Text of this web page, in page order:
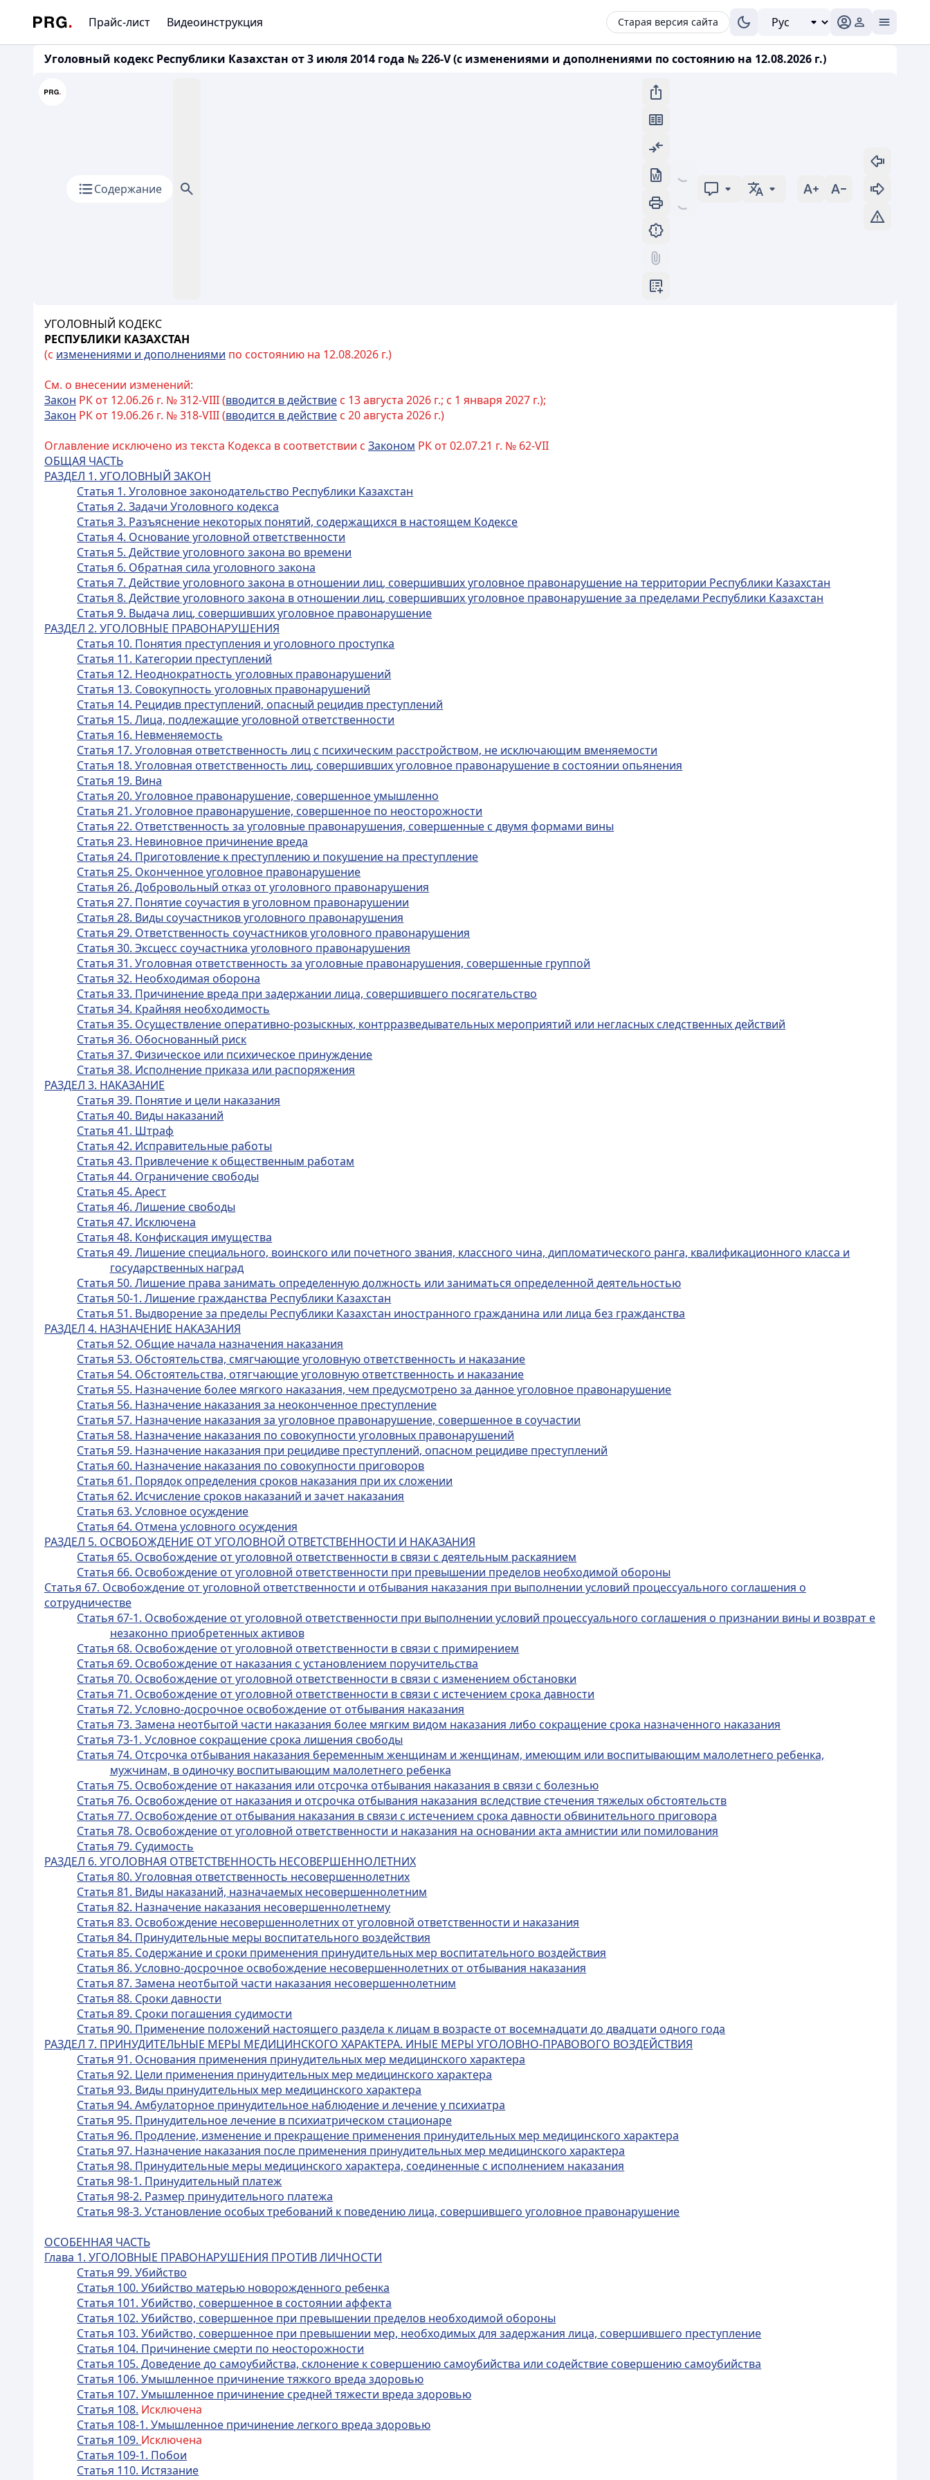
Прайс-лист Видеоинструкция Старая версия сайта
Уголовный кодекс Республики Казахстан от 3 июля 2014 года № 226-V (с изменениями и дополнениями по состоянию на 12.08.2026 г.)
Содержание
УГОЛОВНЫЙ КОДЕКС
РЕСПУБЛИКИ КАЗАХСТАН
(с изменениями и дополнениями по состоянию на 12.08.2026 г.)
См. о внесении изменений:
Закон РК от 12.06.26 г. № 312-VIII (вводится в действие с 13 августа 2026 г.; с 1 января 2027 г.);
Закон РК от 19.06.26 г. № 318-VIII (вводится в действие с 20 августа 2026 г.)
Оглавление исключено из текста Кодекса в соответствии с Законом РК от 02.07.21 г. № 62-VII
ОБЩАЯ ЧАСТЬ
РАЗДЕЛ 1. УГОЛОВНЫЙ ЗАКОН
Статья 1. Уголовное законодательство Республики Казахстан
Статья 2. Задачи Уголовного кодекса
Статья 3. Разъяснение некоторых понятий, содержащихся в настоящем Кодексе
Статья 4. Основание уголовной ответственности
Статья 5. Действие уголовного закона во времени
Статья 6. Обратная сила уголовного закона
Статья 7. Действие уголовного закона в отношении лиц, совершивших уголовное правонарушение на территории Республики Казахстан
Статья 8. Действие уголовного закона в отношении лиц, совершивших уголовное правонарушение за пределами Республики Казахстан
Статья 9. Выдача лиц, совершивших уголовное правонарушение
РАЗДЕЛ 2. УГОЛОВНЫЕ ПРАВОНАРУШЕНИЯ
Статья 10. Понятия преступления и уголовного проступка
Статья 11. Категории преступлений
Статья 12. Неоднократность уголовных правонарушений
Статья 13. Совокупность уголовных правонарушений
Статья 14. Рецидив преступлений, опасный рецидив преступлений
Статья 15. Лица, подлежащие уголовной ответственности
Статья 16. Невменяемость
Статья 17. Уголовная ответственность лиц с психическим расстройством, не исключающим вменяемости
Статья 18. Уголовная ответственность лиц, совершивших уголовное правонарушение в состоянии опьянения
Статья 19. Вина
Статья 20. Уголовное правонарушение, совершенное умышленно
Статья 21. Уголовное правонарушение, совершенное по неосторожности
Статья 22. Ответственность за уголовные правонарушения, совершенные с двумя формами вины
Статья 23. Невиновное причинение вреда
Статья 24. Приготовление к преступлению и покушение на преступление
Статья 25. Оконченное уголовное правонарушение
Статья 26. Добровольный отказ от уголовного правонарушения
Статья 27. Понятие соучастия в уголовном правонарушении
Статья 28. Виды соучастников уголовного правонарушения
Статья 29. Ответственность соучастников уголовного правонарушения
Статья 30. Эксцесс соучастника уголовного правонарушения
Статья 31. Уголовная ответственность за уголовные правонарушения, совершенные группой
Статья 32. Необходимая оборона
Статья 33. Причинение вреда при задержании лица, совершившего посягательство
Статья 34. Крайняя необходимость
Статья 35. Осуществление оперативно-розыскных, контрразведывательных мероприятий или негласных следственных действий
Статья 36. Обоснованный риск
Статья 37. Физическое или психическое принуждение
Статья 38. Исполнение приказа или распоряжения
РАЗДЕЛ 3. НАКАЗАНИЕ
Статья 39. Понятие и цели наказания
Статья 40. Виды наказаний
Статья 41. Штраф
Статья 42. Исправительные работы
Статья 43. Привлечение к общественным работам
Статья 44. Ограничение свободы
Статья 45. Арест
Статья 46. Лишение свободы
Статья 47. Исключена
Статья 48. Конфискация имущества
Статья 49. Лишение специального, воинского или почетного звания, классного чина, дипломатического ранга, квалификационного класса и
государственных наград
Статья 50. Лишение права занимать определенную должность или заниматься определенной деятельностью
Статья 50-1. Лишение гражданства Республики Казахстан
Статья 51. Выдворение за пределы Республики Казахстан иностранного гражданина или лица без гражданства
РАЗДЕЛ 4. НАЗНАЧЕНИЕ НАКАЗАНИЯ
Статья 52. Общие начала назначения наказания
Статья 53. Обстоятельства, смягчающие уголовную ответственность и наказание
Статья 54. Обстоятельства, отягчающие уголовную ответственность и наказание
Статья 55. Назначение более мягкого наказания, чем предусмотрено за данное уголовное правонарушение
Статья 56. Назначение наказания за неоконченное преступление
Статья 57. Назначение наказания за уголовное правонарушение, совершенное в соучастии
Статья 58. Назначение наказания по совокупности уголовных правонарушений
Статья 59. Назначение наказания при рецидиве преступлений, опасном рецидиве преступлений
Статья 60. Назначение наказания по совокупности приговоров
Статья 61. Порядок определения сроков наказания при их сложении
Статья 62. Исчисление сроков наказаний и зачет наказания
Статья 63. Условное осуждение
Статья 64. Отмена условного осуждения
РАЗДЕЛ 5. ОСВОБОЖДЕНИЕ ОТ УГОЛОВНОЙ ОТВЕТСТВЕННОСТИ И НАКАЗАНИЯ
Статья 65. Освобождение от уголовной ответственности в связи с деятельным раскаянием
Статья 66. Освобождение от уголовной ответственности при превышении пределов необходимой обороны
Статья 67. Освобождение от уголовной ответственности и отбывания наказания при выполнении условий процессуального соглашения о
сотрудничестве
Статья 67-1. Освобождение от уголовной ответственности при выполнении условий процессуального соглашения о признании вины и возврат е
незаконно приобретенных активов
Статья 68. Освобождение от уголовной ответственности в связи с примирением
Статья 69. Освобождение от наказания с установлением поручительства
Статья 70. Освобождение от уголовной ответственности в связи с изменением обстановки
Статья 71. Освобождение от уголовной ответственности в связи с истечением срока давности
Статья 72. Условно-досрочное освобождение от отбывания наказания
Статья 73. Замена неотбытой части наказания более мягким видом наказания либо сокращение срока назначенного наказания
Статья 73-1. Условное сокращение срока лишения свободы
Статья 74. Отсрочка отбывания наказания беременным женщинам и женщинам, имеющим или воспитывающим малолетнего ребенка,
мужчинам, в одиночку воспитывающим малолетнего ребенка
Статья 75. Освобождение от наказания или отсрочка отбывания наказания в связи с болезнью
Статья 76. Освобождение от наказания и отсрочка отбывания наказания вследствие стечения тяжелых обстоятельств
Статья 77. Освобождение от отбывания наказания в связи с истечением срока давности обвинительного приговора
Статья 78. Освобождение от уголовной ответственности и наказания на основании акта амнистии или помилования
Статья 79. Судимость
РАЗДЕЛ 6. УГОЛОВНАЯ ОТВЕТСТВЕННОСТЬ НЕСОВЕРШЕННОЛЕТНИХ
Статья 80. Уголовная ответственность несовершеннолетних
Статья 81. Виды наказаний, назначаемых несовершеннолетним
Статья 82. Назначение наказания несовершеннолетнему
Статья 83. Освобождение несовершеннолетних от уголовной ответственности и наказания
Статья 84. Принудительные меры воспитательного воздействия
Статья 85. Содержание и сроки применения принудительных мер воспитательного воздействия
Статья 86. Условно-досрочное освобождение несовершеннолетних от отбывания наказания
Статья 87. Замена неотбытой части наказания несовершеннолетним
Статья 88. Сроки давности
Статья 89. Сроки погашения судимости
Статья 90. Применение положений настоящего раздела к лицам в возрасте от восемнадцати до двадцати одного года
РАЗДЕЛ 7. ПРИНУДИТЕЛЬНЫЕ МЕРЫ МЕДИЦИНСКОГО ХАРАКТЕРА. ИНЫЕ МЕРЫ УГОЛОВНО-ПРАВОВОГО ВОЗДЕЙСТВИЯ
Статья 91. Основания применения принудительных мер медицинского характера
Статья 92. Цели применения принудительных мер медицинского характера
Статья 93. Виды принудительных мер медицинского характера
Статья 94. Амбулаторное принудительное наблюдение и лечение у психиатра
Статья 95. Принудительное лечение в психиатрическом стационаре
Статья 96. Продление, изменение и прекращение применения принудительных мер медицинского характера
Статья 97. Назначение наказания после применения принудительных мер медицинского характера
Статья 98. Принудительные меры медицинского характера, соединенные с исполнением наказания
Статья 98-1. Принудительный платеж
Статья 98-2. Размер принудительного платежа
Статья 98-3. Установление особых требований к поведению лица, совершившего уголовное правонарушение
ОСОБЕННАЯ ЧАСТЬ
Глава 1. УГОЛОВНЫЕ ПРАВОНАРУШЕНИЯ ПРОТИВ ЛИЧНОСТИ
Статья 99. Убийство
Статья 100. Убийство матерью новорожденного ребенка
Статья 101. Убийство, совершенное в состоянии аффекта
Статья 102. Убийство, совершенное при превышении пределов необходимой обороны
Статья 103. Убийство, совершенное при превышении мер, необходимых для задержания лица, совершившего преступление
Статья 104. Причинение смерти по неосторожности
Статья 105. Доведение до самоубийства, склонение к совершению самоубийства или содействие совершению самоубийства
Статья 106. Умышленное причинение тяжкого вреда здоровью
Статья 107. Умышленное причинение средней тяжести вреда здоровью
Статья 108. Исключена
Статья 108-1. Умышленное причинение легкого вреда здоровью
Статья 109. Исключена
Статья 109-1. Побои
Статья 110. Истязание